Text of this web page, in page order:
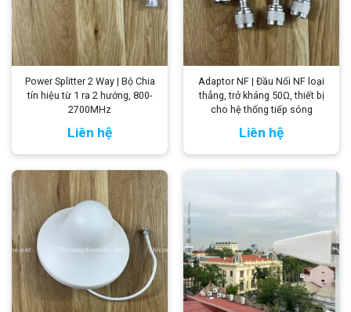
Power Splitter 2 Way | Bộ Chia
tín hiệu từ 1 ra 2 hướng, 800-
2700MHz
Liên hệ
Adaptor NF | Đầu Nối NF loại
thẳng, trở kháng 50Ω, thiết bị
cho hệ thống tiếp sóng
Liên hệ